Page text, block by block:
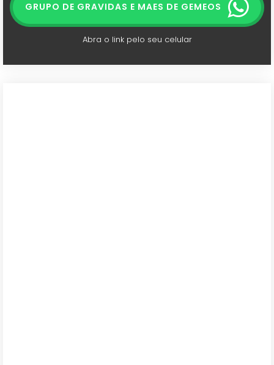
GRUPO DE GRAVIDAS E MAES DE GEMEOS
Abra o link pelo seu celular